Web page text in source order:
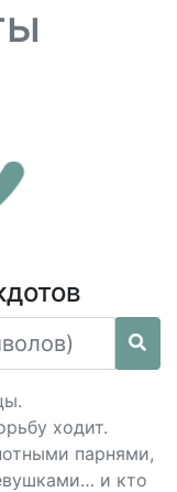
ходит.
парнями,
и кто